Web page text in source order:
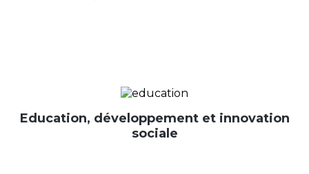
Education, développement et innovation
sociale